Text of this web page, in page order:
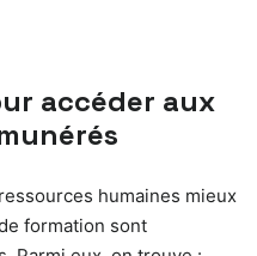
accéder aux
humaines mieux
formation sont